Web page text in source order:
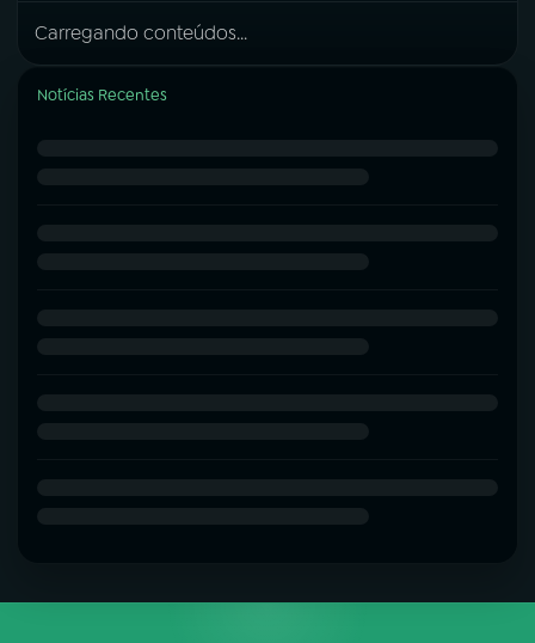
Carregando conteúdos...
Notícias Recentes